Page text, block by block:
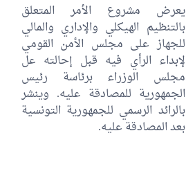
يعرض مشروع الأمر المتعلق
بالتنظيم الهيكلي والإداري والمالي
للجهاز على مجلس الأمن القومي
لإبداء الرأي فيه قبل إحالته عل
مجلس الوزراء برئاسة رئيس
الجمهورية للمصادقة عليه. وينشر
بالرائد الرسمي للجمهورية التونسية
بعد المصادقة عليه.